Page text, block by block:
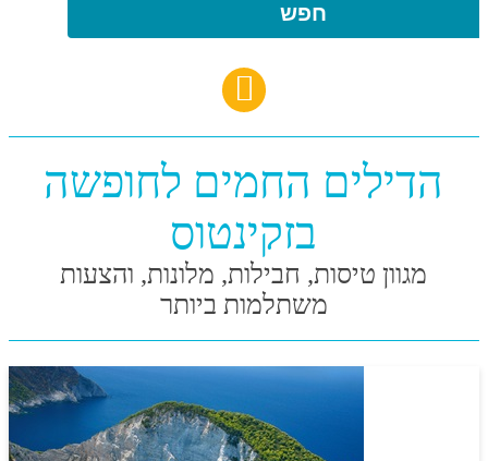
חפש
הדילים החמים לחופשה
בזקינטוס
מגוון טיסות, חבילות, מלונות, והצעות
משתלמות ביותר